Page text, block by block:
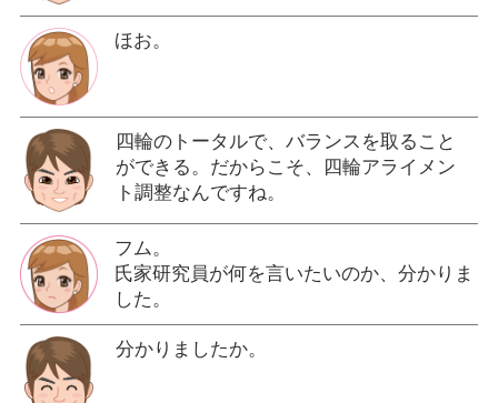
ほお。
四輪のトータルで、バランスを取ること
ができる。だからこそ、四輪アライメン
ト調整なんですね。
フム。
氏家研究員が何を言いたいのか、分かりま
した。
分かりましたか。